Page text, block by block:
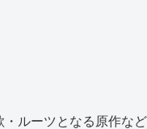
・ルーツとなる原作など